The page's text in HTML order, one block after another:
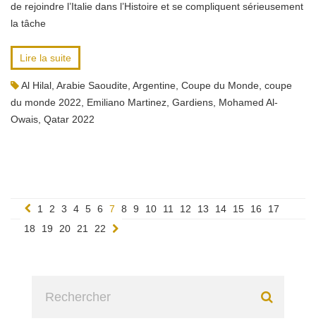
de rejoindre l’Italie dans l’Histoire et se compliquent sérieusement
la tâche
Lire la suite
Al Hilal Arabie Saoudite Argentine Coupe du Monde coupe
du monde 2022
Emiliano Martinez Gardiens Mohamed Al-
Owais Qatar 2022
1 2 3 4 5 6 7 8 9 10 11 12 13 14 15 16
17
18
19 20 21 22